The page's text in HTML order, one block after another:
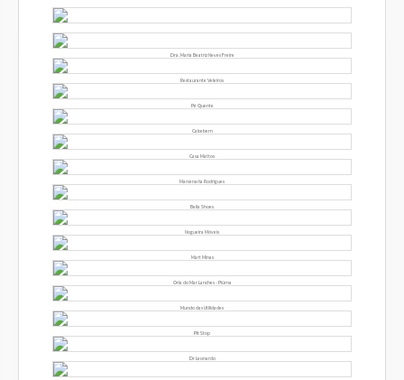
Dra. Maria Beatriz Neves Freire
Restaurante Veleiros
Pé Quente
Calcebem
Casa Mattos
Marcenaria Rodrigues
Bella Shoes
Nogueira Móveis
Mart Minas
Orla do Mar Lanches - Piúma
Mundo das Utilidades
Pit Stop
Dr Leonardo